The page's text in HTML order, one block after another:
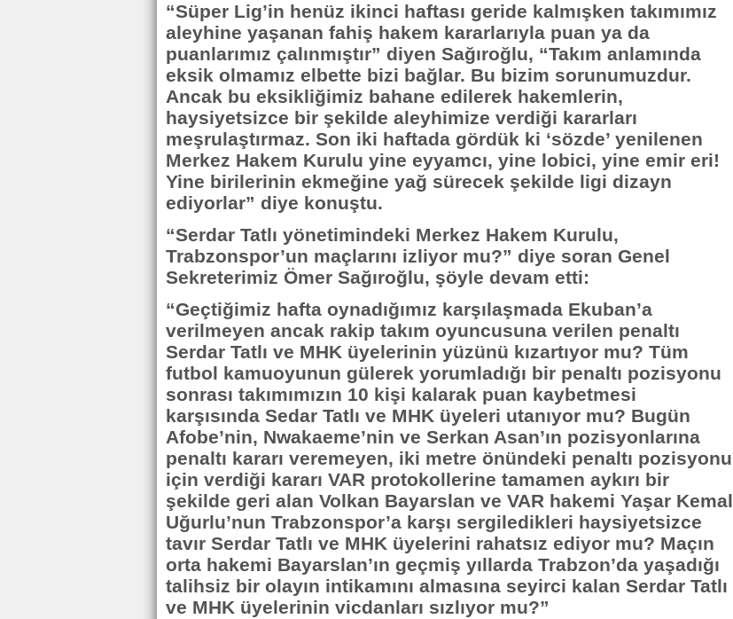
“Süper Lig’in henüz ikinci haftası geride kalmışken takımımız
aleyhine yaşanan fahiş hakem kararlarıyla puan ya da
puanlarımız çalınmıştır” diyen Sağıroğlu, “Takım anlamında
eksik olmamız elbette bizi bağlar. Bu bizim sorunumuzdur.
Ancak bu eksikliğimiz bahane edilerek hakemlerin,
haysiyetsizce bir şekilde aleyhimize verdiği kararları
meşrulaştırmaz. Son iki haftada gördük ki ‘sözde’ yenilenen
Merkez Hakem Kurulu yine eyyamcı, yine lobici, yine emir eri!
Yine birilerinin ekmeğine yağ sürecek şekilde ligi dizayn
ediyorlar” diye konuştu.
“Serdar Tatlı yönetimindeki Merkez Hakem Kurulu,
Trabzonspor’un maçlarını izliyor mu?” diye soran Genel
Sekreterimiz Ömer Sağıroğlu, şöyle devam etti:
“Geçtiğimiz hafta oynadığımız karşılaşmada Ekuban’a
verilmeyen ancak rakip takım oyuncusuna verilen penaltı
Serdar Tatlı ve MHK üyelerinin yüzünü kızartıyor mu? Tüm
futbol kamuoyunun gülerek yorumladığı bir penaltı pozisyonu
sonrası takımımızın 10 kişi kalarak puan kaybetmesi
karşısında Sedar Tatlı ve MHK üyeleri utanıyor mu? Bugün
Afobe’nin, Nwakaeme’nin ve Serkan Asan’ın pozisyonlarına
penaltı kararı veremeyen, iki metre önündeki penaltı pozisyonu
için verdiği kararı VAR protokollerine tamamen aykırı bir
şekilde geri alan Volkan Bayarslan ve VAR hakemi Yaşar Kemal
Uğurlu’nun Trabzonspor’a karşı sergiledikleri haysiyetsizce
tavır Serdar Tatlı ve MHK üyelerini rahatsız ediyor mu? Maçın
orta hakemi Bayarslan’ın geçmiş yıllarda Trabzon’da yaşadığı
talihsiz bir olayın intikamını almasına seyirci kalan Serdar Tatlı
ve MHK üyelerinin vicdanları sızlıyor mu?”